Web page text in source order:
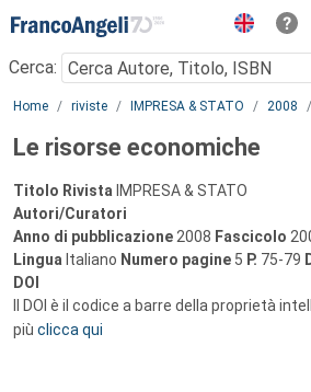
Menu
Cerca:
Main content
Home riviste IMPRESA & STATO 2008
Le risorse economiche
Titolo Rivista IMPRESA & STATO
Autori/Curatori
Anno di pubblicazione 2008 Fascicolo
Lingua Italiano Numero pagine 5 P. 75-79
DOI
Il DOI è il codice a barre della proprietà
più clicca qui